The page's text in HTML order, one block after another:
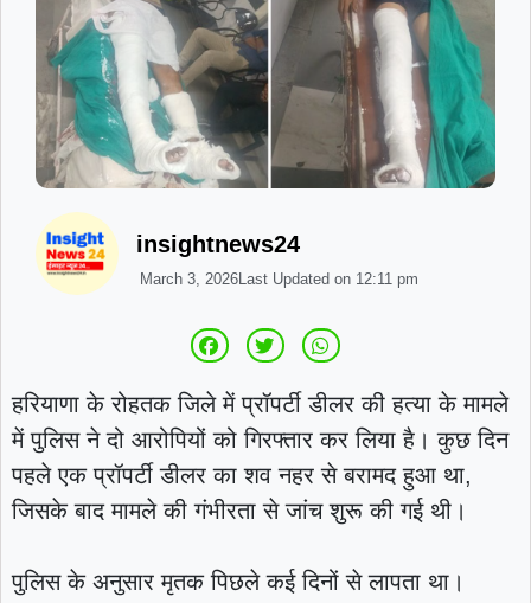
insightnews24
March 3, 2026Last Updated on 12:11 pm
हरियाणा के रोहतक जिले में प्रॉपर्टी डीलर की हत्या के मामले
में पुलिस ने दो आरोपियों को गिरफ्तार कर लिया है। कुछ दिन
पहले एक प्रॉपर्टी डीलर का शव नहर से बरामद हुआ था,
जिसके बाद मामले की गंभीरता से जांच शुरू की गई थी।
पुलिस के अनुसार मृतक पिछले कई दिनों से लापता था।